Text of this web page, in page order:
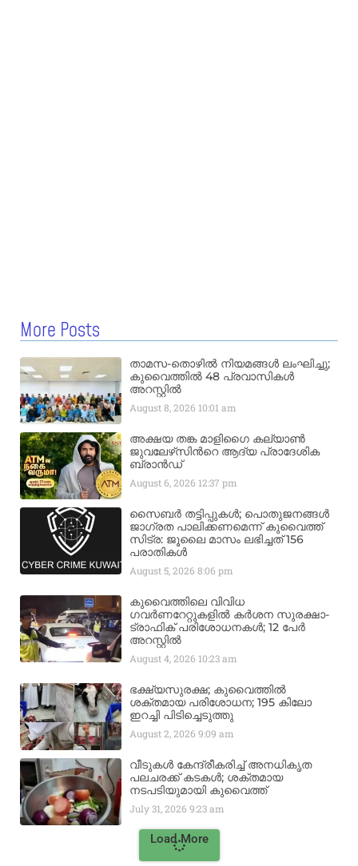
More Posts
താമസ-തൊഴിൽ നിയമങ്ങൾ ലംഘിച്ചു;
കുവൈത്തിൽ 48 പ്രവാസികൾ
അറസ്റ്റിൽ
August 8, 2026 10:01 am
അക്ഷയ തങ്ക മാളിഗൈ കല്യാണ്‍
ജുവലേഴ്‌സിന്‍റെ ആദ്യ പ്രാദേശിക
ബ്രാന്‍ഡ്
August 6, 2026 12:37 pm
സൈബർ തട്ടിപ്പുകൾ; പൊതുജനങ്ങൾ
ജാഗ്രത പാലിക്കണമെന്ന് കുവൈത്ത്
സിട്ര: ജൂലൈ മാസം ലഭിച്ചത് 156
പരാതികൾ
August 5, 20268:06 pm
കുവൈത്തിലെ വിവിധ
ഗവർണറേറ്റുകളിൽ കർശന സുരക്ഷാ-
ട്രാഫിക് പരിശോധനകൾ; 12 പേർ
അറസ്റ്റിൽ
August 4, 2026 10:23 am
ഭക്ഷ്യസുരക്ഷ; കുവൈത്തിൽ
ശക്തമായ പരിശോധന; 195 കിലോ
ഇറച്ചി പിടിച്ചെടുത്തു
August 2, 20269:09 am
വീടുകൾ കേന്ദ്രീകരിച്ച് അനധികൃത
പലചരക്ക് കടകൾ; ശക്തമായ
നടപടിയുമായി കുവൈത്ത്
July 31, 20269:23 am
Load More